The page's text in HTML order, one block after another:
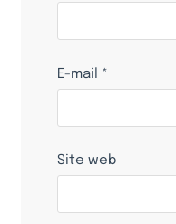
E-mail *
Site web